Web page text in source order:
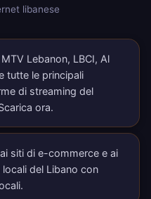
libanese
Lebanon, LBCI, Al
tutte le principali
di streaming del
ora.
siti di e-commerce e ai
locali del Libano con